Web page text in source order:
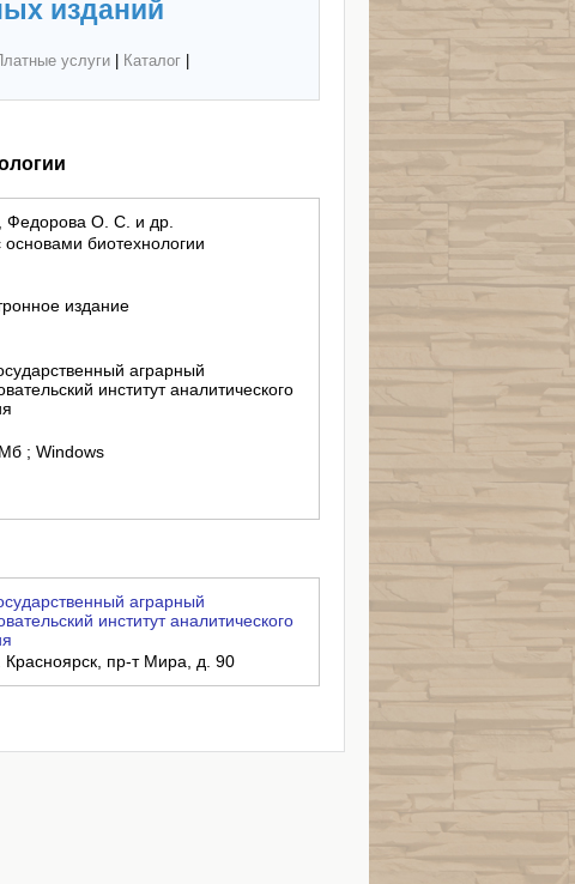
изданий
услуги| Каталог|
Федорова О. С. и др.
биотехнологии
издание
аграрный
институт аналитического
; Windows
аграрный
институт аналитического
Красноярск, пр-т Мира, д. 90